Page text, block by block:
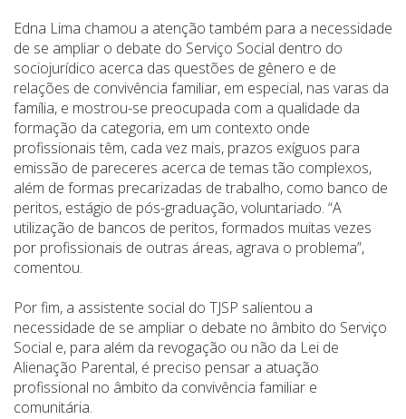
Edna Lima chamou a atenção também para a necessidade
de se ampliar o debate do Serviço Social dentro do
sociojurídico acerca das questões de gênero e de
relações de convivência familiar, em especial, nas varas da
família, e mostrou-se preocupada com a qualidade da
formação da categoria, em um contexto onde
profissionais têm, cada vez mais, prazos exíguos para
emissão de pareceres acerca de temas tão complexos,
além de formas precarizadas de trabalho, como banco de
peritos, estágio de pós-graduação, voluntariado. “A
utilização de bancos de peritos, formados muitas vezes
por profissionais de outras áreas, agrava o problema”,
comentou.
Por fim, a assistente social do TJSP salientou a
necessidade de se ampliar o debate no âmbito do Serviço
Social e, para além da revogação ou não da Lei de
Alienação Parental, é preciso pensar a atuação
profissional no âmbito da convivência familiar e
comunitária.